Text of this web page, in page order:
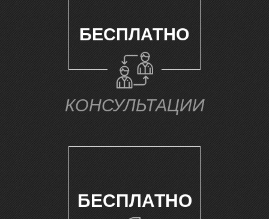
БЕСПЛАТНО
КОНСУЛЬТАЦИИ
БЕСПЛАТНО